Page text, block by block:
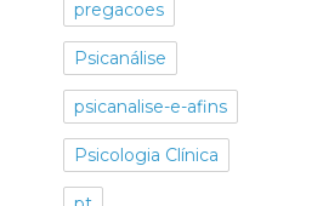
pregacoes
Psicanálise
psicanalise-e-afins
Psicologia Clínica